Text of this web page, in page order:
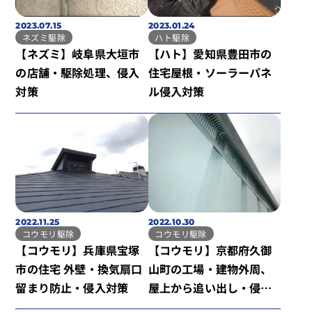
2023.07.15
ネズミ駆除
【ネズミ】岐阜県大垣市
の店舗・駆除処理、侵入
対策
2023.01.24
ハト駆除
【ハト】愛知県豊田市の
住宅屋根・ソーラーパネ
ル侵入対策
2022.11.25
コウモリ駆除
【コウモリ】兵庫県宝塚
市の住宅 外壁・換気扇口
留まり防止・侵入対策
2022.10.30
コウモリ駆除
【コウモリ】京都府久御
山町の工場・建物外周、
屋上から追い出し・侵入
対策